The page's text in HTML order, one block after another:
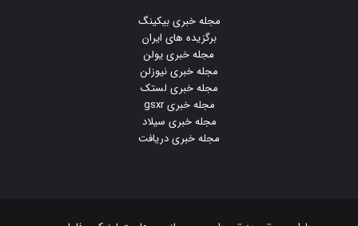
مجله خبری بیکینگ
برگزیده های ایران
مجله خبری یولن
مجله خبری نیوزلن
مجله خبری لستک
مجله خبری gsxr
مجله خبری سیلاد
مجله خبری دریافت